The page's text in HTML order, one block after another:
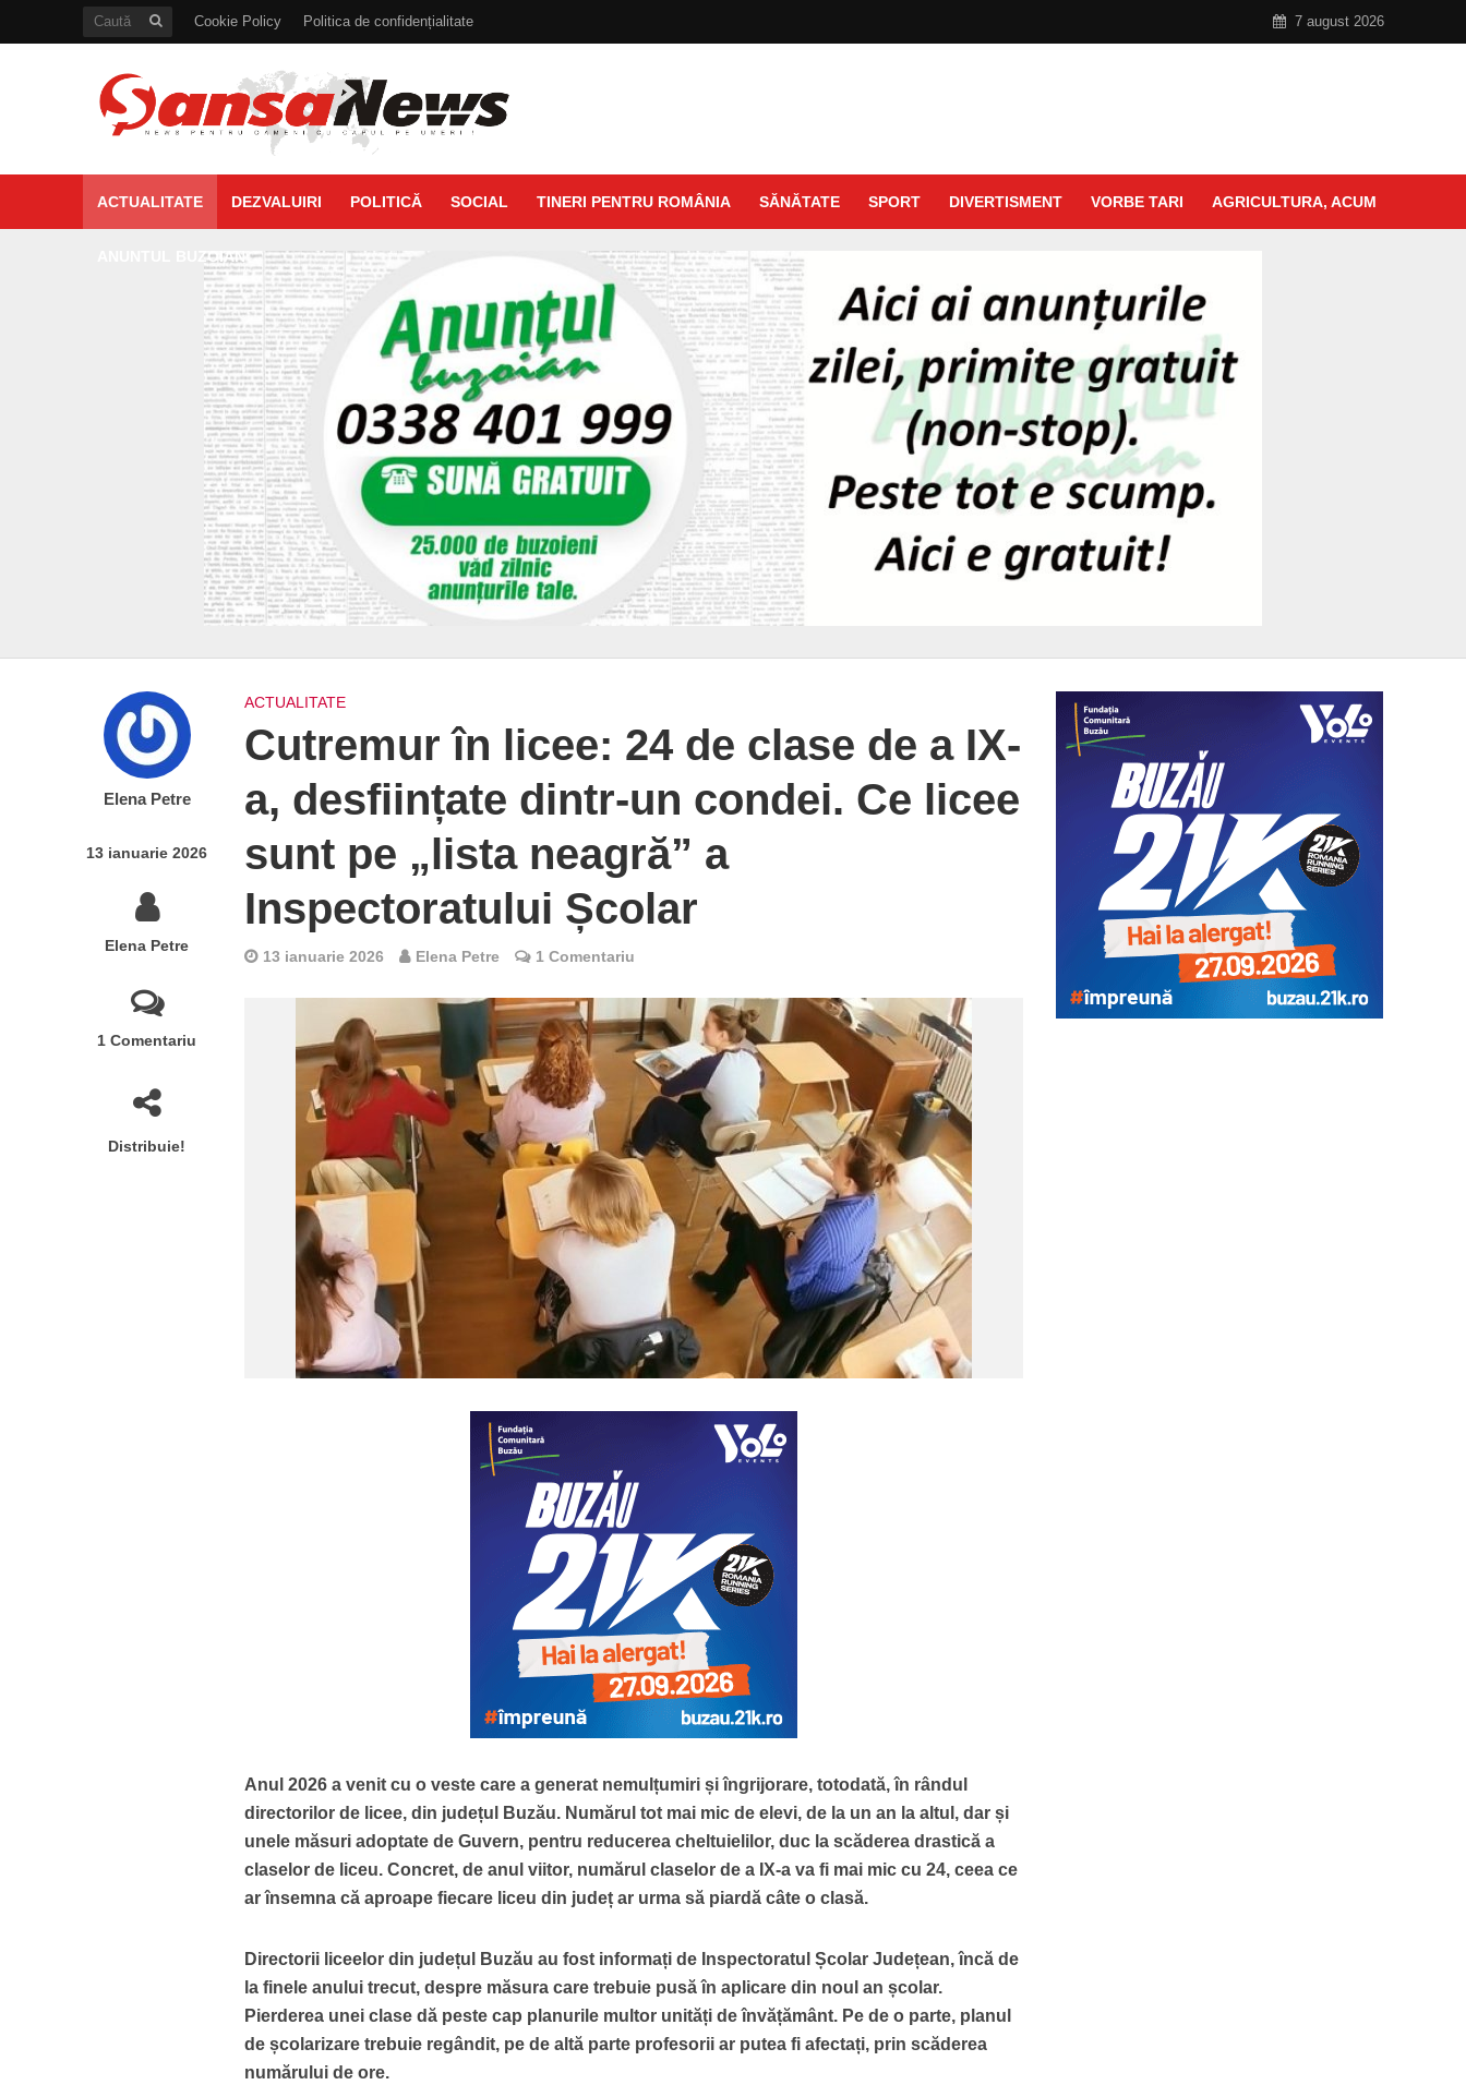
Cookie Policy Politica de confidențialitate 7 august 2026
ACTUALITATE DEZVALUIRI POLITICĂ SOCIAL TINERI PENTRU ROMÂNIA SĂNĂTATE SPORT DIVERTISMENT VORBE TARI AGRICULTURA, ACUM
ANUNTUL BUZOIAN
Elena Petre
13 ianuarie 2026
Elena Petre
1 Comentariu
Distribuie!
ACTUALITATE
Cutremur în licee: 24 de clase de a IX-
a, desființate dintr-un condei. Ce licee
sunt pe „lista neagră” a
Inspectoratului Școlar
13 ianuarie 2026 Elena Petre 1 Comentariu
Anul 2026 a venit cu o veste care a generat nemulțumiri și îngrijorare, totodată, în rândul
directorilor de licee, din județul Buzău. Numărul tot mai mic de elevi, de la un an la altul, dar și
unele măsuri adoptate de Guvern, pentru reducerea cheltuielilor, duc la scăderea drastică a
claselor de liceu. Concret, de anul viitor, numărul claselor de a IX-a va fi mai mic cu 24, ceea ce
ar însemna că aproape fiecare liceu din județ ar urma să piardă câte o clasă.
Directorii liceelor din județul Buzău au fost informați de Inspectoratul Școlar Județean, încă de
la finele anului trecut, despre măsura care trebuie pusă în aplicare din noul an școlar.
Pierderea unei clase dă peste cap planurile multor unități de învățământ. Pe de o parte, planul
de școlarizare trebuie regândit, pe de altă parte profesorii ar putea fi afectați, prin scăderea
numărului de ore.